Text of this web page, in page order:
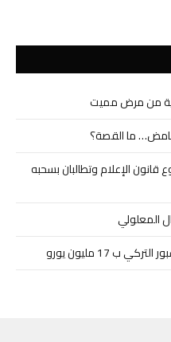
من مرض مميت
ما القصة؟
قانون الإعلام وتطالبان بسحبه
المعلولي
17 مليون يورو